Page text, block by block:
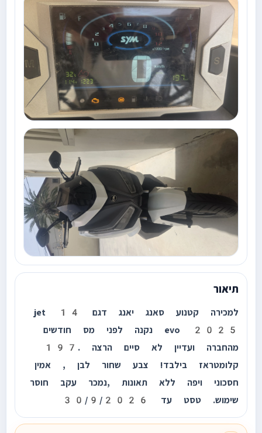
תיאור
למכירה קטנוע סאנג יאנג דגם jet 14
evo 2025 נקנה לפני מס חודשים
מהחברה ועדיין לא סיים הרצה .197
קלומטראז בילבד! צבע שחור לבן , אמין
חסכוני ויפה ללא תאונות ,נמכר עקב חוסר
שימוש. טסט עד 30/9/2026